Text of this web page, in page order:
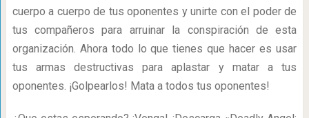
cuerpo a cuerpo de tus oponentes y unirte con el poder de
tus compañeros para arruinar la conspiración de esta
organización. Ahora todo lo que tienes que hacer es usar
tus armas destructivas para aplastar y matar a tus
oponentes. ¡Golpearlos! Mata a todos tus oponentes!